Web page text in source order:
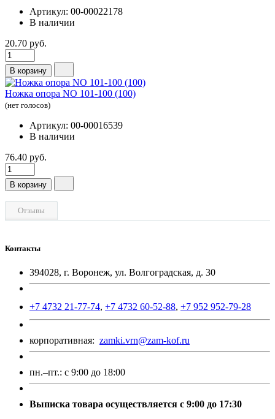
Артикул: 00-00022178
В наличии
20.70 руб.
В корзину
Ножка опора NО 101-100 (100)
(нет голосов)
Артикул: 00-00016539
В наличии
76.40 руб.
В корзину
Отзывы
Контакты
394028, г. Воронеж, ул. Волгоградская, д. 30
+7 4732 21-77-74, +7 4732 60-52-88, +7 952 952-79-28
корпоративная: zamki.vrn@zam-kof.ru
пн.–пт.: с 9:00 до 18:00
Выписка товара осуществляется с 9:00 до 17:30